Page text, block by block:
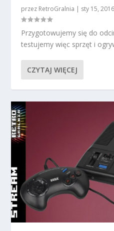
przez RetroGralnia | sty 15, 2016
Przygotowujemy się do
testujemy więc sprzęt i
CZYTAJ WIĘCEJ